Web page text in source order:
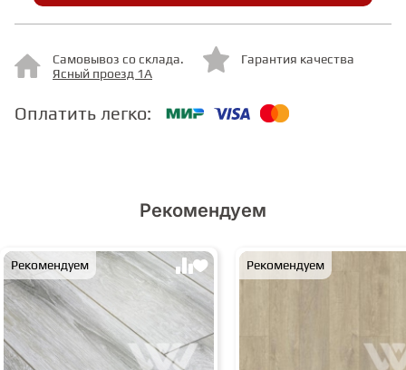
СТУПЕНИ
ФАНЕРА
МИНЕРАЛЬНО-КАМЕННЫЙ
Самовывоз со склада.
Ясный проезд 1А
Гарантия качества
Оплатить легко:
Рекомендуем
Рекомендуем Рекомендуем